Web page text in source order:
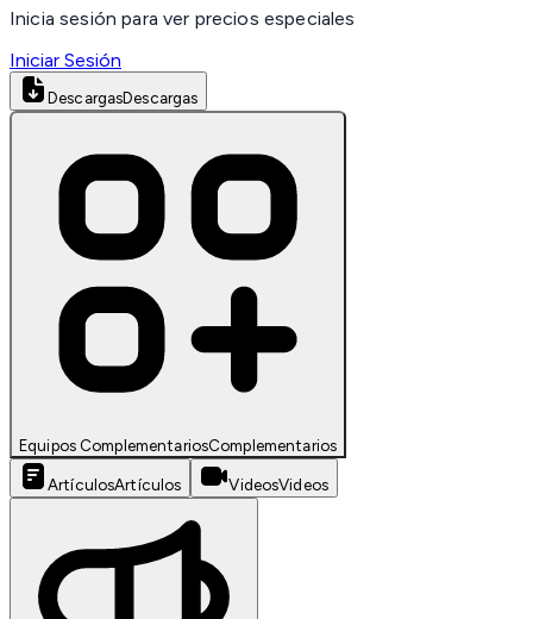
Inicia sesión para ver precios especiales
Iniciar Sesión
DescargasDescargas
Equipos ComplementariosComplementarios
ArtículosArtículos VideosVideos